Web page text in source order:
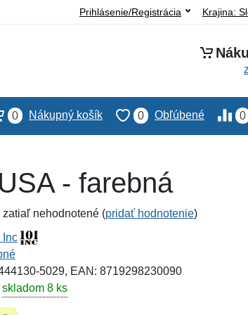
Krajina:
Prihlásenie/Registrácia
0
0 Obľúbené
0 Nákupný košík
- farebná
zatiaľ nehodnotené (pridať hodnotenie)
Inc
5029, EAN: 8719298230090
skladom 8 ks